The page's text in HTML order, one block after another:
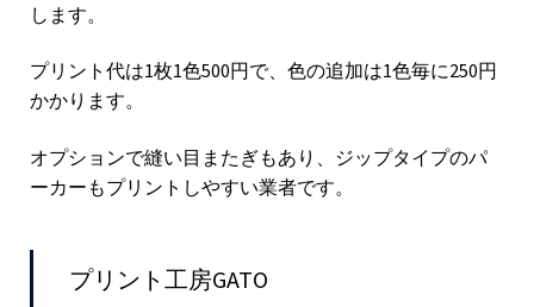
します。
プリント代は1枚1色500円で、色の追加は1色毎に250円
かかります。
オプションで縫い目またぎもあり、ジップタイプのパ
ーカーもプリントしやすい業者です。
プリント工房GATO